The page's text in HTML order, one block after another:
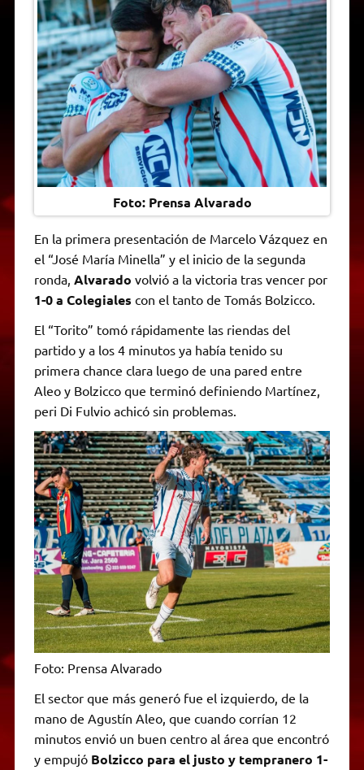
A
p
p
r
a
m
e
r
o
o
k
n
g
e
r
i
k
F
r
i
e
n
d
l
y
Foto: Prensa Alvarado
En la primera presentación de Marcelo Vázquez en
el “José María Minella” y el inicio de la segunda
ronda, Alvarado volvió a la victoria tras vencer por
1-0 a Colegiales con el tanto de Tomás Bolzicco.
El “Torito” tomó rápidamente las riendas del
partido y a los 4 minutos ya había tenido su
primera chance clara luego de una pared entre
Aleo y Bolzicco que terminó definiendo Martínez,
peri Di Fulvio achicó sin problemas.
Foto: Prensa Alvarado
El sector que más generó fue el izquierdo, de la
mano de Agustín Aleo, que cuando corrían 12
minutos envió un buen centro al área que encontró
y empujó Bolzicco para el justo y tempranero 1-